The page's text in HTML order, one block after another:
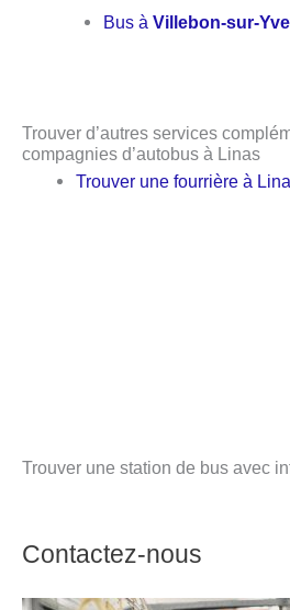
Bus àVillebon-sur-
Trouver d’autres services
compagnies d’autobus à Linas
Trouver une fourrière à
Trouver une station de bus avec
Contactez-nous